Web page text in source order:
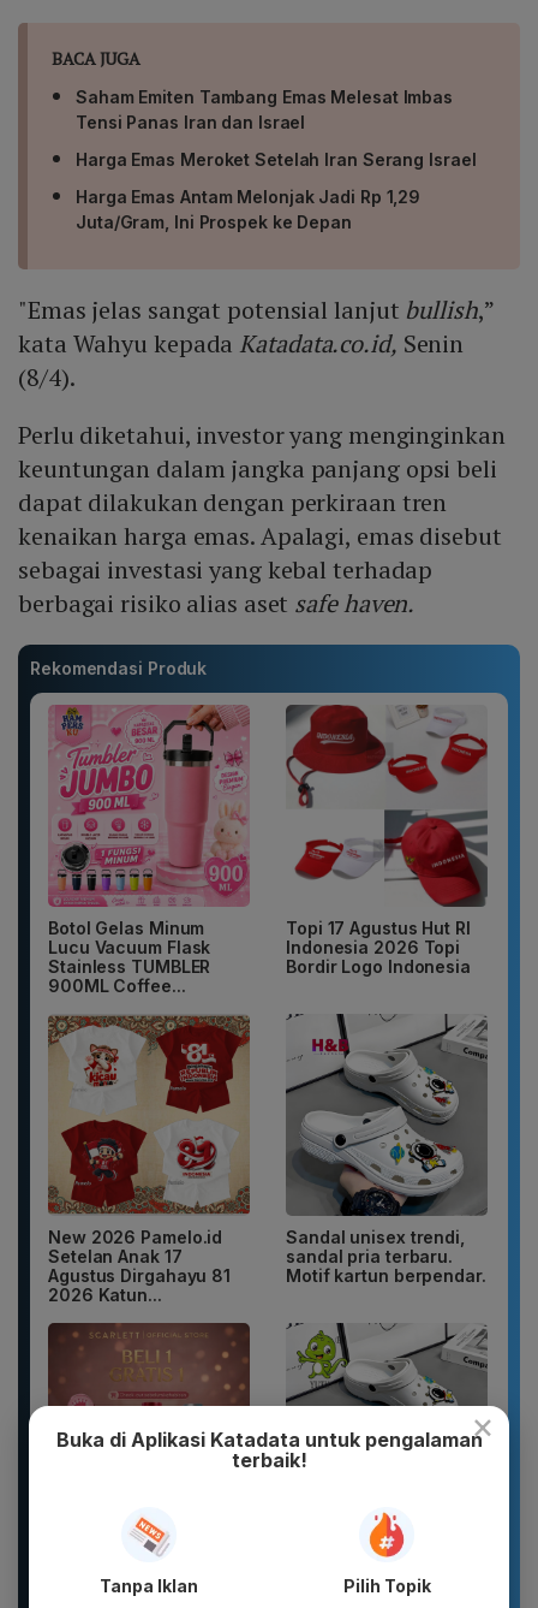
BACA JUGA
Saham Emiten Tambang Emas Melesat Imbas
Tensi Panas Iran dan Israel
Harga Emas Meroket Setelah Iran Serang Israel
Harga Emas Antam Melonjak Jadi Rp 1,29
Juta/Gram, Ini Prospek ke Depan
"Emas jelas sangat potensial lanjut bullish,”
kata Wahyu kepada Katadata.co.id, Senin
(8/4).
Perlu diketahui, investor yang menginginkan
keuntungan dalam jangka panjang opsi beli
dapat dilakukan dengan perkiraan tren
kenaikan harga emas. Apalagi, emas disebut
sebagai investasi yang kebal terhadap
berbagai risiko alias aset safe haven.
Rekomendasi Produk
Botol Gelas Minum
Lucu Vacuum Flask
Stainless TUMBLER
900ML Coffee...
Topi 17 Agustus Hut RI
Indonesia 2026 Topi
Bordir Logo Indonesia
New 2026 Pamelo.id
Setelan Anak 17
Agustus Dirgahayu 81
2026 Katun...
Sandal unisex trendi,
sandal pria terbaru.
Motif kartun berpendar.
DIKIRIM 2 BOTOL
PARFUM WANITA
Sandal Baim unisex
dari bahan karet dan
×
Buka di Aplikasi Katadata untuk pengalaman
terbaik!
Tanpa Iklan Pilih Topik